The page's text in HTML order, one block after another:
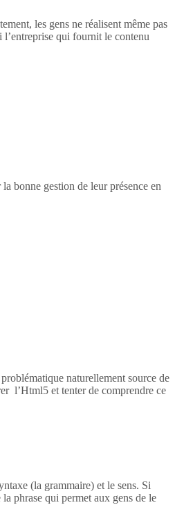
les gens ne réalisent même pas
qui fournit le contenu
bonne gestion de leur présence en
naturellement source de
l’Html5 et tenter de comprendre ce
(la grammaire) et le sens. Si
phrase qui permet aux gens de le